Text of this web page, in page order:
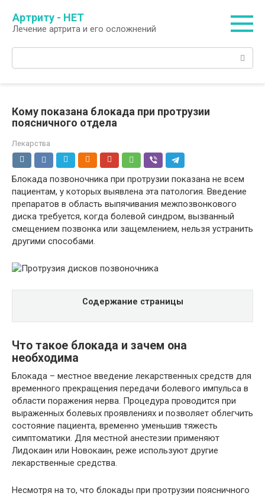
контенту
Артриту - НЕТ
Лечение артрита и его осложнений
Кому показана блокада при протрузии
поясничного отдела
Лекарства
Блокада позвоночника при протрузии показана не всем
пациентам, у которых выявлена эта патология. Введение
препаратов в область выпячивания межпозвонкового
диска требуется, когда болевой синдром, вызванный
смещением позвонка или защемлением, нельзя устранить
другими способами.
Содержание страницы
Что такое блокада и зачем она
необходима
Блокада – местное введение лекарственных средств для
временного прекращения передачи болевого импульса в
области поражения нерва. Процедура проводится при
выраженных болевых проявлениях и позволяет облегчить
состояние пациента, временно уменьшив тяжесть
симптоматики. Для местной анестезии применяют
Лидокаин или Новокаин, реже используют другие
лекарственные средства.
Несмотря на то, что блокады при протрузии поясничного